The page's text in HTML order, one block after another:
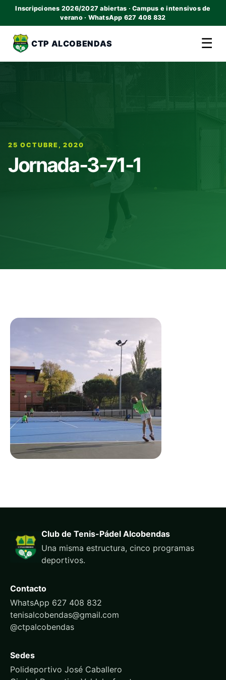
Inscripciones 2026/2027 abiertas · Campus e intensivos de
verano · WhatsApp 627 408 832
CTP ALCOBENDAS ☰
25 OCTUBRE, 2020
Jornada-3-71-1
Club de Tenis-Pádel Alcobendas
Una misma estructura, cinco programas
deportivos.
Contacto
WhatsApp 627 408 832
tenisalcobendas@gmail.com
@ctpalcobendas
Sedes
Polideportivo José Caballero